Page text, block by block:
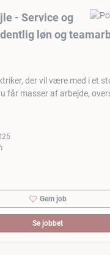
- Service og
løn og
der vil være med i et
får masser af arbejde,
Gem job
Se jobbet